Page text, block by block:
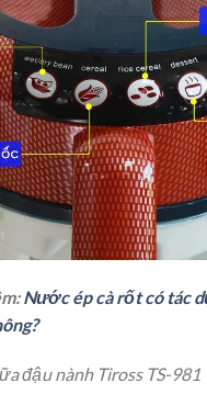
Nước ép cà rốt có tác
đậu nành Tiross TS-981